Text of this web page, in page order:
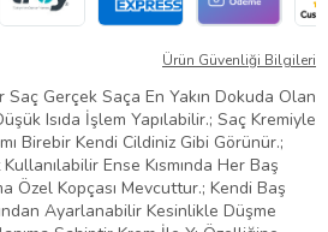
Ürün Güvenliği Bilgileri
Saç Gerçek Saça En Yakın Dokuda Olan
Isıda İşlem Yapılabilir.; Saç Kremiyle
Birebir Kendi Cildiniz Gibi Görünür.;
Ense Kısmında Her Baş
Özel Kopçası Mevcuttur.; Kendi Baş
Ayarlanabilir Kesinlikle Düşme